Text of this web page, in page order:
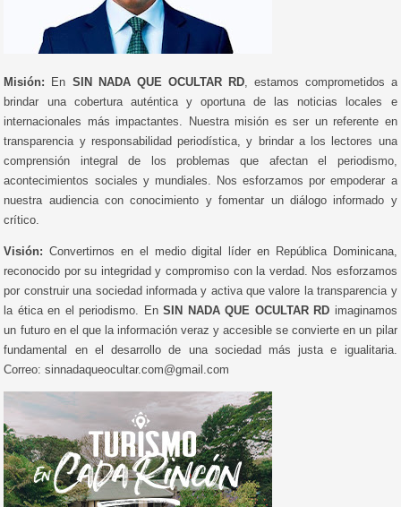
Misión: En SIN NADA QUE OCULTAR RD, estamos comprometidos a
brindar una cobertura auténtica y oportuna de las noticias locales e
internacionales más impactantes. Nuestra misión es ser un referente en
transparencia y responsabilidad periodística, y brindar a los lectores una
comprensión integral de los problemas que afectan el periodismo,
acontecimientos sociales y mundiales. Nos esforzamos por empoderar a
nuestra audiencia con conocimiento y fomentar un diálogo informado y
crítico.
Visión: Convertirnos en el medio digital líder en República Dominicana,
reconocido por su integridad y compromiso con la verdad. Nos esforzamos
por construir una sociedad informada y activa que valore la transparencia y
la ética en el periodismo. EnSIN NADA QUE OCULTAR RD imaginamos
un futuro en el que la información veraz y accesible se convierte en un pilar
fundamental en el desarrollo de una sociedad más justa e igualitaria.
Correo: sinnadaqueocultar.com@gmail.com